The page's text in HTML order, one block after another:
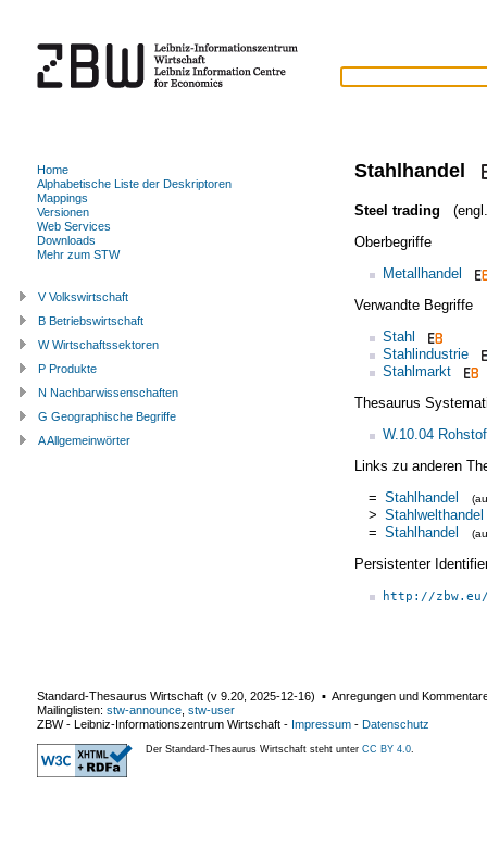
Stahlhandel
Steel trading
Oberbegriffe
Metallhandel
Verwandte Begriffe
Stahl
Stahlindustrie
Stahlmarkt
Thesaurus
W.10.04
Links zu anderen
= Stahlhandel
> Stahlwelthandel
= Stahlhandel
Persistenter
http://
Home
Alphabetische Liste der Deskriptoren
Mappings
Versionen
Web Services
Downloads
Mehr zum STW
V Volkswirtschaft
B Betriebswirtschaft
W Wirtschaftssektoren
P Produkte
N Nachbarwissenschaften
G Geographische Begriffe
A Allgemeinwörter
Standard-Thesaurus Wirtschaft (v 9.20 2025-12-16) ▪ Anregungen und
Mailinglisten: stw-announce stw-user
ZBW - Leibniz-Informationszentrum Wirtschaft - Impressum - Datenschutz
Der Standard-Thesaurus Wirtschaft steht unter CC BY 4.0